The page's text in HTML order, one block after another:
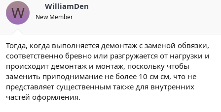
W WilliamDen
New Member
Тогда, когда выполняется демонтаж с заменой обвязки,
соответственно бревно или разгружается от нагрузки и
происходит демонтаж и монтаж, поскольку чтобы
заменить приподнимание не более 10 см см, что не
представляет существенным также для внутренних
частей оформления.